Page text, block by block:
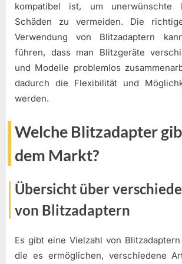
kompatibel ist, um unerwünschte
Schäden zu vermeiden. Die
Verwendung von Blitzadaptern
führen, dass man Blitzgeräte
und Modelle problemlos
dadurch die Flexibilität und
werden.
Welche Blitzadapter
dem Markt?
Übersicht über
von Blitzadaptern
Es gibt eine Vielzahl von
die es ermöglichen, verschiedene